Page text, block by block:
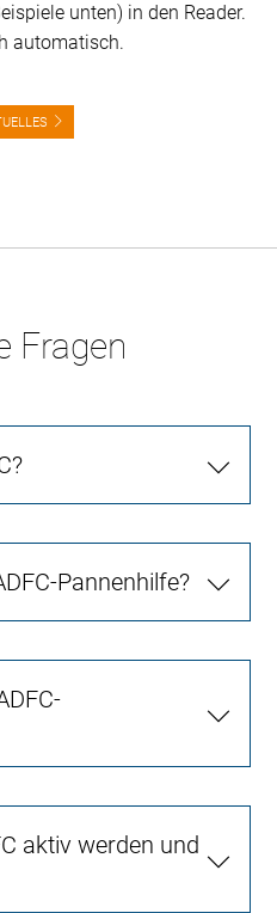
unten) in den Reader.
automatisch.
Fragen
Pannenhilfe?
aktiv werden und